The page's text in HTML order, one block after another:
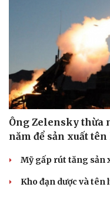
Ông Zelensky thừa
năm để sản xuất
Mỹ gấp rút tăng sản
Kho đạn dược và tên